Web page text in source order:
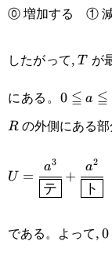
⓪ 増加する ① 減
したがって,T
T が
にある。
0\leqq
0 ≦ a ≦
R の外側にある
U=\cfrac{a^3}
{\boxed{\text{
U =
テ
a3
+
ト
a2
である。よって,0